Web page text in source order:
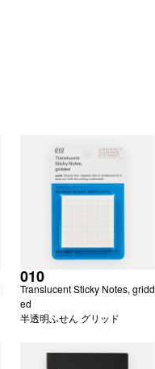
010
Translucent Sticky Notes, gridd
ed
半透明ふせん グリッド